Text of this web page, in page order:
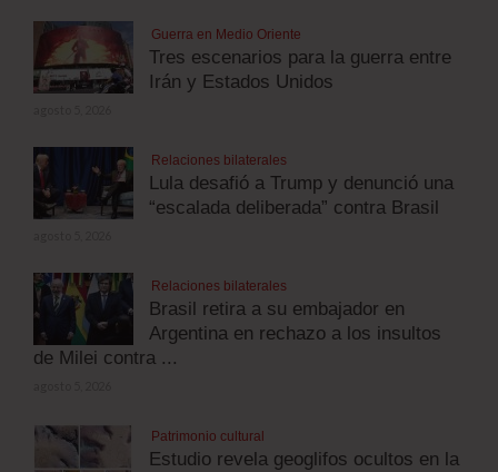
Guerra en Medio Oriente
Tres escenarios para la guerra entre
Irán y Estados Unidos
Relaciones bilaterales
Lula desafió a Trump y denunció una
“escalada deliberada” contra Brasil
Relaciones bilaterales
Brasil retira a su embajador en
Argentina en rechazo a los insultos
de Milei contra ...
Patrimonio cultural
Estudio revela geoglifos ocultos en la